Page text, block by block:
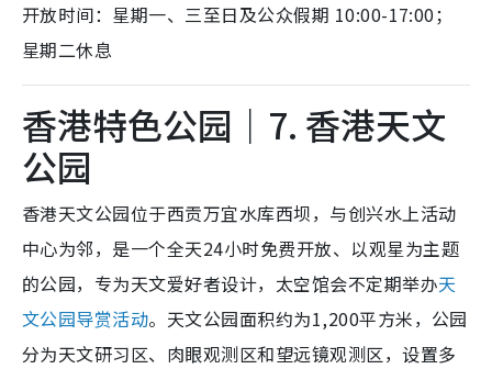
开放时间：星期一、三至日及公众假期 10:00-17:00；
星期二休息
香港特色公园｜7. 香港天文
公园
香港天文公园位于西贡万宜水库西坝，与创兴水上活动
中心为邻，是一个全天24小时免费开放、以观星为主题
的公园，专为天文爱好者设计，太空馆会不定期举办天
文公园导赏活动。天文公园面积约为1,200平方米，公园
分为天文研习区、肉眼观测区和望远镜观测区，设置多